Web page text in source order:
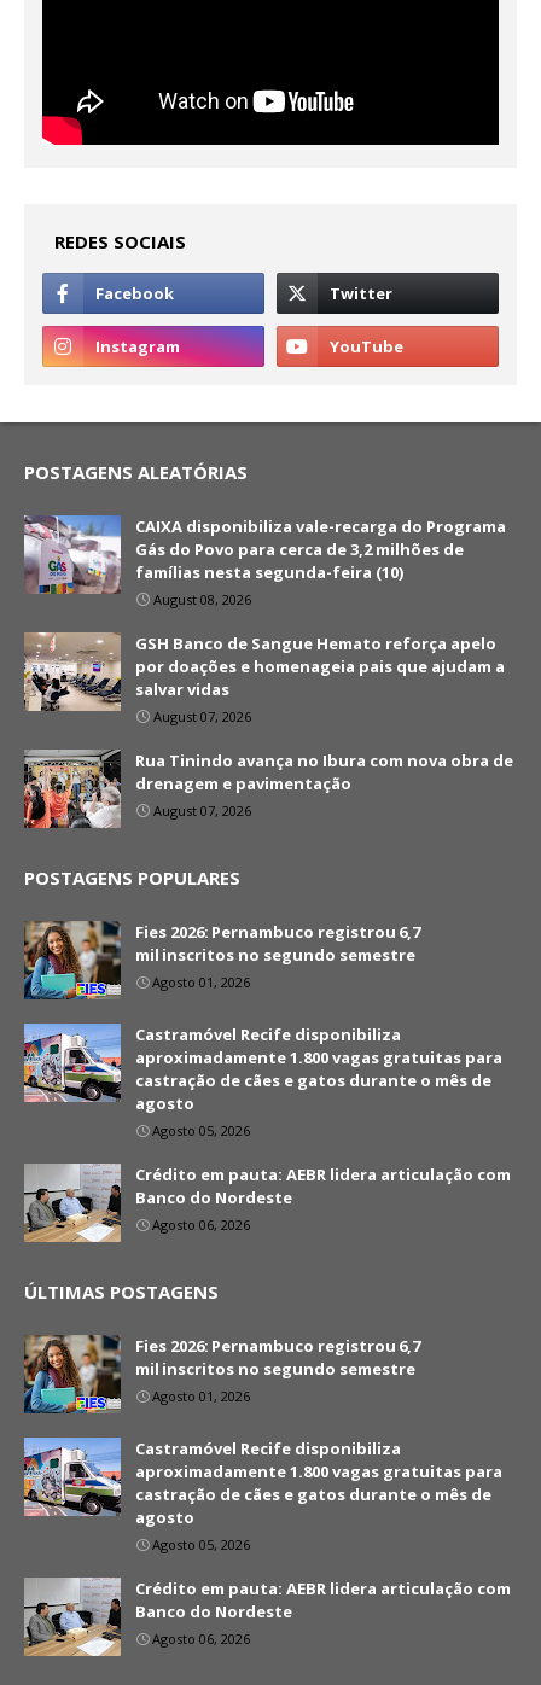
REDES SOCIAIS
POSTAGENS ALEATÓRIAS
CAIXA disponibiliza vale-recarga do Programa
Gás do Povo para cerca de 3,2 milhões de
famílias nesta segunda-feira (10)
August 08, 2026
GSH Banco de Sangue Hemato reforça apelo
por doações e homenageia pais que ajudam a
salvar vidas
August 07, 2026
Rua Tinindo avança no Ibura com nova obra de
drenagem e pavimentação
August 07, 2026
POSTAGENS POPULARES
Fies 2026: Pernambuco registrou 6,7
mil inscritos no segundo semestre
Agosto 01, 2026
Castramóvel Recife disponibiliza
aproximadamente 1.800 vagas gratuitas para
castração de cães e gatos durante o mês de
agosto
Agosto 05, 2026
Crédito em pauta: AEBR lidera articulação com
Banco do Nordeste
Agosto 06, 2026
ÚLTIMAS POSTAGENS
Fies 2026: Pernambuco registrou 6,7
mil inscritos no segundo semestre
Agosto 01, 2026
Castramóvel Recife disponibiliza
aproximadamente 1.800 vagas gratuitas para
castração de cães e gatos durante o mês de
agosto
Agosto 05, 2026
Crédito em pauta: AEBR lidera articulação com
Banco do Nordeste
Agosto 06, 2026